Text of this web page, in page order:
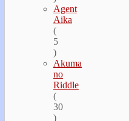
Agent
Aika
(
5
)
Akuma
no
Riddle
(
30
)